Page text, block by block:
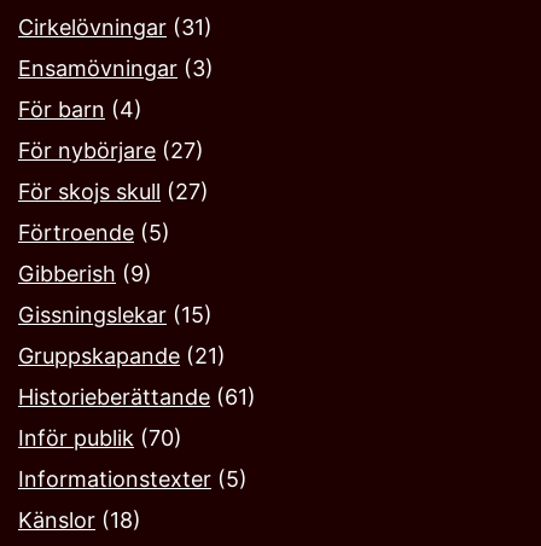
Cirkelövningar (31)
Ensamövningar (3)
För barn (4)
För nybörjare (27)
För skojs skull (27)
Förtroende (5)
Gibberish (9)
Gissningslekar (15)
Gruppskapande (21)
Historieberättande (61)
Inför publik (70)
Informationstexter (5)
Känslor (18)